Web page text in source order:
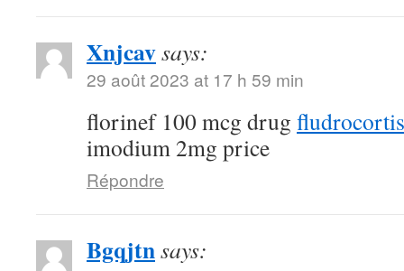
Xnjcavsays:
29 août 2023 at 17 h 59 min
florinef 100 mcg drug
imodium 2mg price
Répondre
Bgqjtnsays: